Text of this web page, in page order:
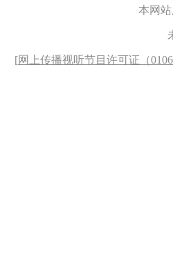
本网
[网上传播视听节目许可证（